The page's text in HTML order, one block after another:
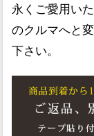
永くご愛用い
のクルマへと
下さい。